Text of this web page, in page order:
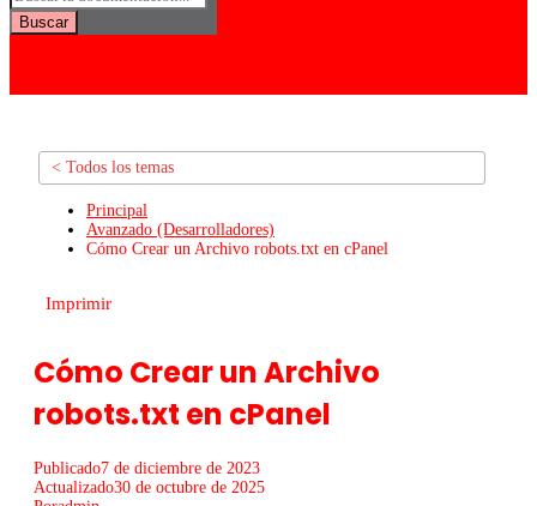
Buscar
< Todos los temas
Principal
Avanzado (Desarrolladores)
Cómo Crear un Archivo robots.txt en cPanel
Imprimir
Cómo Crear un Archivo
robots.txt en cPanel
Publicado7 de diciembre de 2023
Actualizado30 de octubre de 2025